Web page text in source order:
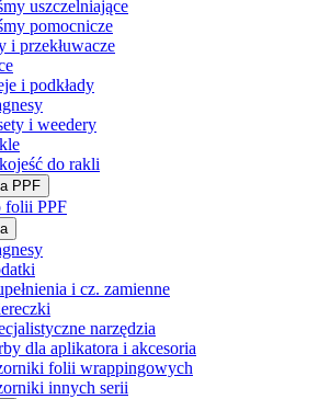
uszczelniające
pomocnicze
i przekłuwacze
i podkłady
i weedery
do rakli
PPF
folii PPF
i cz. zamienne
narzędzia
dla aplikatora i akcesoria
folii wrappingowych
innych serii